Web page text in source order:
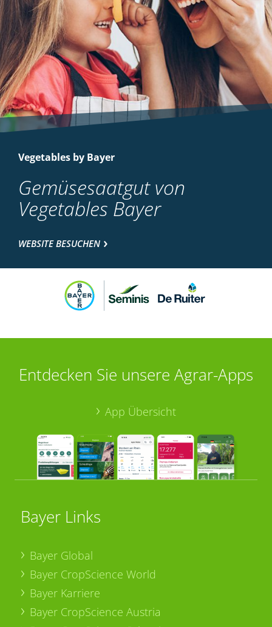
Vegetables by Bayer
Gemüsesaatgut von
Vegetables Bayer
WEBSITE BESUCHEN
Entdecken Sie unsere Agrar-Apps
App Übersicht
Bayer Links
Bayer Global
Bayer CropScience World
Bayer Karriere
Bayer CropScience Austria